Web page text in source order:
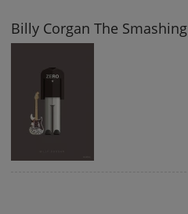
Billy Corgan The